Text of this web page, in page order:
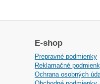
E-shop
Prepravné podmienky
Reklamačné
Ochrana osobných